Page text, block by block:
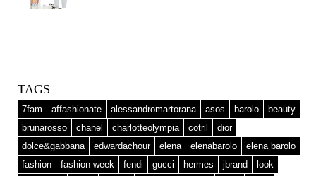
TAGS
7fam affashionate alessandromartorana asos barolo
beauty
brunarosso
chanel charlotteolympia cotril
dior
dolce&gabbana
edwardachour elena elenabarolo
elena barolo
fashion
fashion week fendi gucci hermes jbrand look